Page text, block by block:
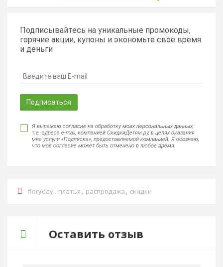
Подписывайтесь на уникальные промокоды,
горячие акции, купоны и экономьте свое время
и деньги
Подписаться
Я выражаю согласие на обработку моих персональных данных,
т.е. адреса e-mail, компанией СкидкиДетям.ру, в целях оказания
мне услуги «Подписка», предоставляемой компанией. Я осознаю,
что моё согласие может быть отменено в любое время.
floryday, платья , распродажа , скидки
Оставить отзыв